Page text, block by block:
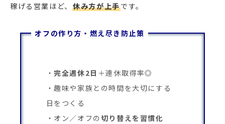
稼げる営業ほど、 休み方が上手です。
オフの作り方・燃え尽き防止策
完全週休2日 ＋連休取得率◎
趣味や家族との時間を大切にする
日をつくる
オン／オフの 切り替えを習慣化